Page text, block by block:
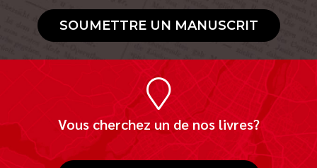
SOUMETTRE UN MANUSCRIT
Vous cherchez un de nos livres?